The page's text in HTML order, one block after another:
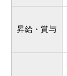
昇給・賞与